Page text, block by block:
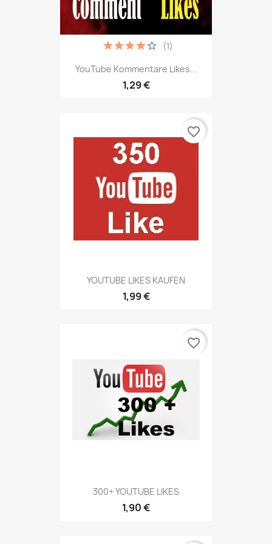
YouTube Kommentare Likes...
1,29 €
(1)
YOUTUBE LIKES KAUFEN
1,99 €
favorite_border
300+ YOUTUBE LIKES
1,90 €
favorite_border